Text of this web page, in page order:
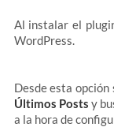
Al instalar el
WordPress.
Desde esta
Últimos Posts y
a la hora de